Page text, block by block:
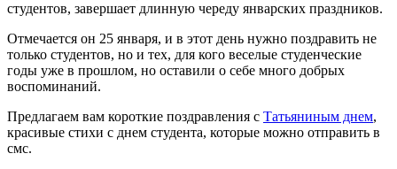
студентов, завершает длинную череду январских праздников.
Отмечается он 25 января, и в этот день нужно поздравить не
только студентов, но и тех, для кого веселые студенческие
годы уже в прошлом, но оставили о себе много добрых
воспоминаний.
Предлагаем вам короткие поздравления с Татьяниным днем,
красивые стихи с днем студента, которые можно отправить в
смс.